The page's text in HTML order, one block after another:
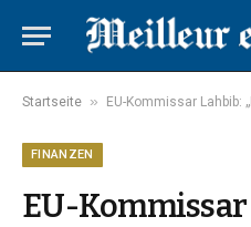
Startseite » EU-Kommissar Lahbib:
FINANZEN
EU-